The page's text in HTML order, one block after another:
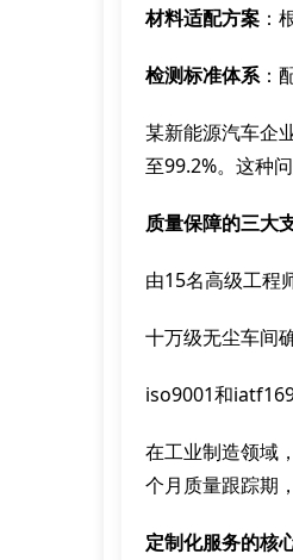
材料适配方案 ：
检测标准体系：
某新能源汽车企
至99.2%。这种
质量保障的三大
由15名高级工程
十万级无尘车间
iso9001和
在工业制造领域
个月质量跟踪期
定制化服务的核